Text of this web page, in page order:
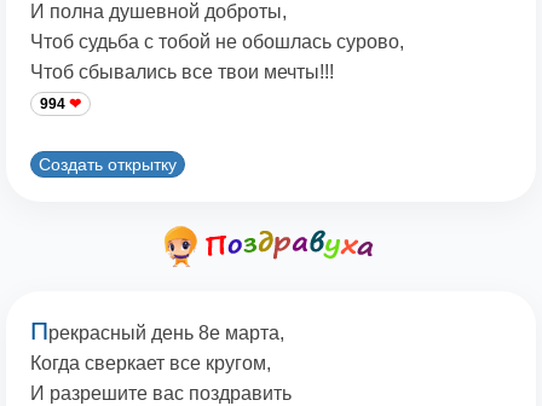
И полна душевной доброты,
Чтоб судьба с тобой не обошлась сурово,
Чтоб сбывались все твои мечты!!!
994
Создать открытку
Прекрасный день 8е марта,
Когда сверкает все кругом,
И разрешите вас поздравить